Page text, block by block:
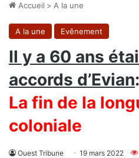
Accueil > A la une
A la une Evênement
Il y a 60 ans
accords d’Evian:
La fin de la
coloniale
Ouest Tribune 19 mars 2022